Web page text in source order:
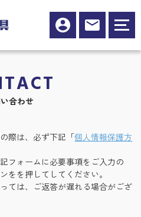
合わせ
際は、必ず下記「個人情報保護方
フォームに必要事項をご入力の
をを押してしてください。
ては、ご返答が遅れる場合がござ